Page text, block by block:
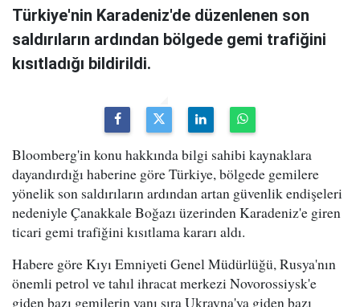
Türkiye'nin Karadeniz'de düzenlenen son
saldırıların ardından bölgede gemi trafiğini
kısıtladığı bildirildi.
Bloomberg'in konu hakkında bilgi sahibi kaynaklara
dayandırdığı haberine göre Türkiye, bölgede gemilere
yönelik son saldırıların ardından artan güvenlik endişeleri
nedeniyle Çanakkale Boğazı üzerinden Karadeniz'e giren
ticari gemi trafiğini kısıtlama kararı aldı.
Habere göre Kıyı Emniyeti Genel Müdürlüğü, Rusya'nın
önemli petrol ve tahıl ihracat merkezi Novorossiysk'e
giden bazı gemilerin yanı sıra Ukrayna'ya giden bazı